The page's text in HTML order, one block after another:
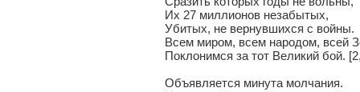
Их 27 миллионов незабытых,
Убитых, не вернувшихся с войны.
Всем миром, всем народом, всей
Поклонимся за тот Великий бой.
Объявляется минута молчания.